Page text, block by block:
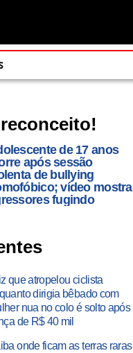
de 17 anos
após sessão
de bullying
vídeo mostra
fugindo
que atropelou ciclista
dirigia bêbado com
nua no colo é solto após
de R$ 40 mil
onde ficam as terras raras